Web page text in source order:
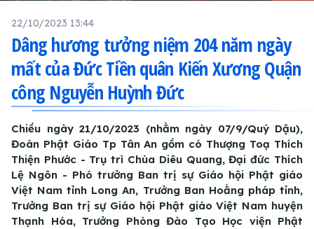
22/10/2023 13:44
Dâng hương tưởng niệm 204 năm ngày
mất của Đức Tiền quân Kiến Xương Quận
công Nguyễn Huỳnh Đức
Chiều ngày 21/10/2023 (nhằm ngày 07/9/Quý Dậu),
Đoàn Phật Giáo Tp Tân An gồm có Thượng Toạ Thích
Thiện Phước - Trụ trì Chùa Diêu Quang, Đại đức Thích
Lệ Ngôn - Phó trưởng Ban trị sự Giáo hội Phật giáo
Việt Nam tỉnh Long An, Trưởng Ban Hoằng pháp tỉnh,
Trưởng Ban trị sự Giáo hội Phật giáo Việt Nam huyện
Thạnh Hóa, Trưởng Phòng Đào Tạo Học viện Phật